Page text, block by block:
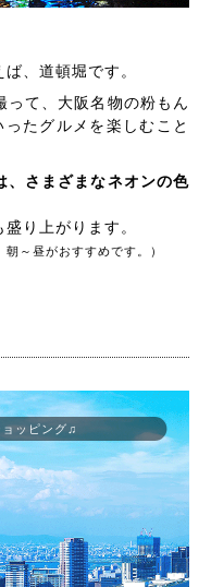
、道頓堀です。
って、大阪名物の粉もん
たグルメを楽しむこと
、さまざまなネオンの色
り上がります。
～昼がおすすめです。）
ッピング♫